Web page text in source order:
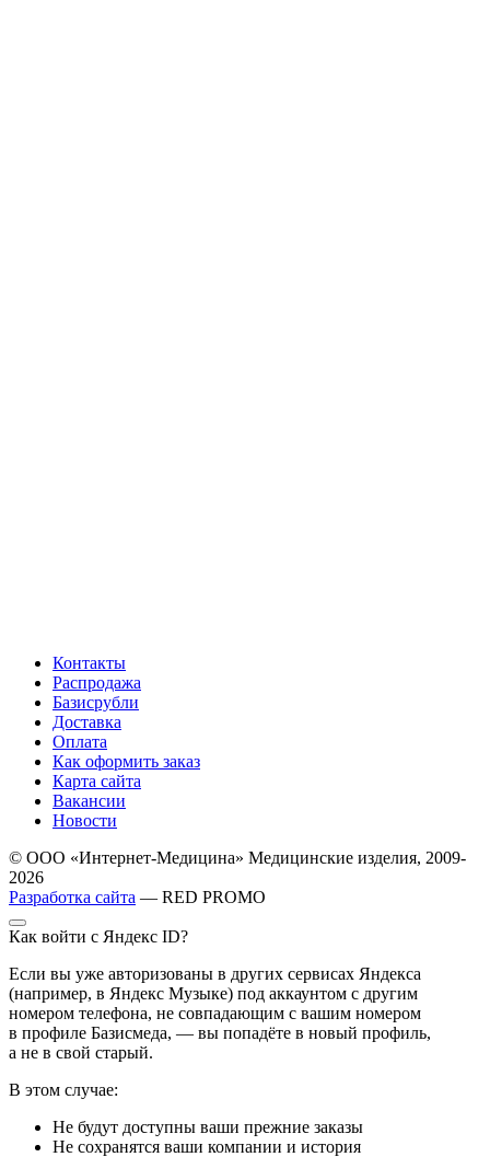
Контакты
Распродажа
Базисрубли
Доставка
Оплата
Как оформить заказ
Карта сайта
Вакансии
Новости
© ООО «Интернет-Медицина» Медицинские изделия, 2009-
2026
Разработка сайта — RED PROMO
Как войти с Яндекс ID?
Если вы уже авторизованы в других сервисах Яндекса
(например, в Яндекс Музыке) под аккаунтом с другим
номером телефона, не совпадающим с вашим номером
в профиле Базисмеда, — вы попадёте в новый профиль,
а не в свой старый.
В этом случае:
Не будут доступны ваши прежние заказы
Не сохранятся ваши компании и история